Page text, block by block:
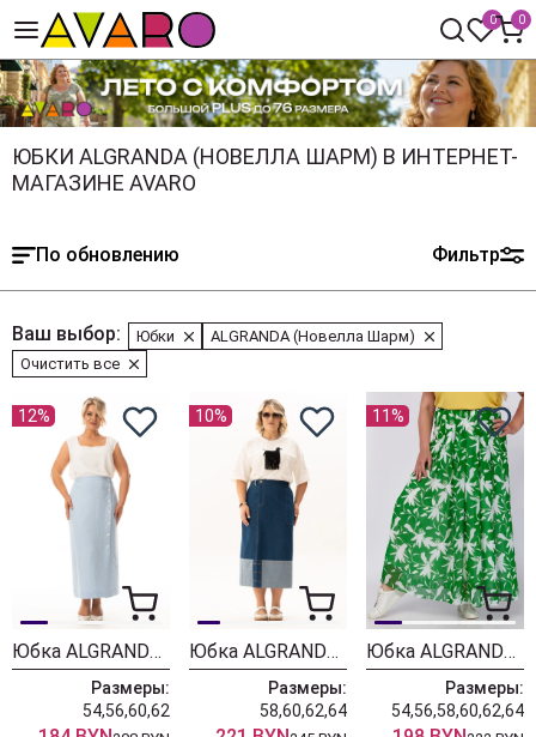
0 0
ЮБКИ ALGRANDA (НОВЕЛЛА ШАРМ) В ИНТЕРНЕТ-
МАГАЗИНЕ AVARO
По обновлению Фильтр
Ваш выбор: Юбки
ALGRANDA (Новелла Шарм)
Очистить все
12%
Юбка ALGRANDA (Новелла Шарм) 4159-6
Размеры:
54,56,60,62
10%
Юбка ALGRANDA (Новелла Шарм) 4148-6
Размеры:
58,60,62,64
11%
Юбка ALGRANDA (Новелла Шарм) 3973-6-2
Размеры:
54,56,58,60,62,64